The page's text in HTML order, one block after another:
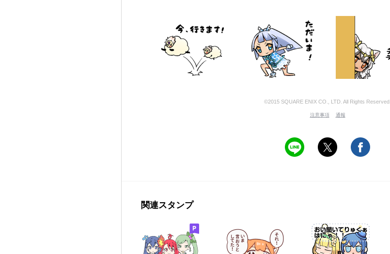
©2015 SQUARE ENIX CO., LTD. All Rights Reserved.
注意事項 通報
関連スタンプ